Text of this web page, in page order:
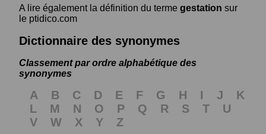
A lire également la définition du terme gestation sur
le ptidico.com
Dictionnaire des synonymes
Classement par ordre alphabétique des
synonymes
A B C D E F G H I J
K
L
M N O P Q R S T
U
V
W X Y Z